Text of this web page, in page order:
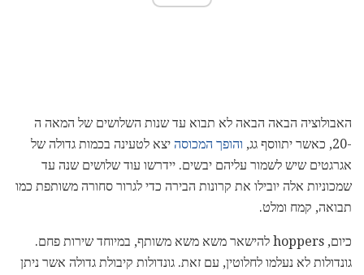
האבולוציה הבאה הבאה לא תבוא עד שנות השלושים של המאה ה
-20, כאשר יתווסף גג,
והופך המכוסה יצא לטעינה בכמות גדולה של
אגרגטים שיש לשמור עליהם יבשים. יידרשו עוד שלושים שנה עד
שמכוניות אלה יובילו את קרונות הבירה כדי לגרור סחורה משותפת כמו
תבואה, קמח ומלט.
כיום, hoppers להישאר משא משא משותף, במיוחד שירות פחם.
גונדולות לא נעלמו לחלוטין, עם זאת. גונדולות קיבולת גדולה אשר ניתן